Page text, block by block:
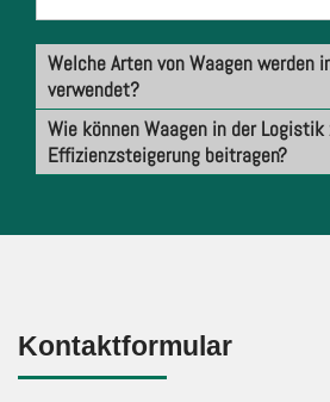
Welche Arten von Waagen werden
verwendet?
Wie können Waagen in der Logistik
Effizienzsteigerung beitragen?
Kontaktformular